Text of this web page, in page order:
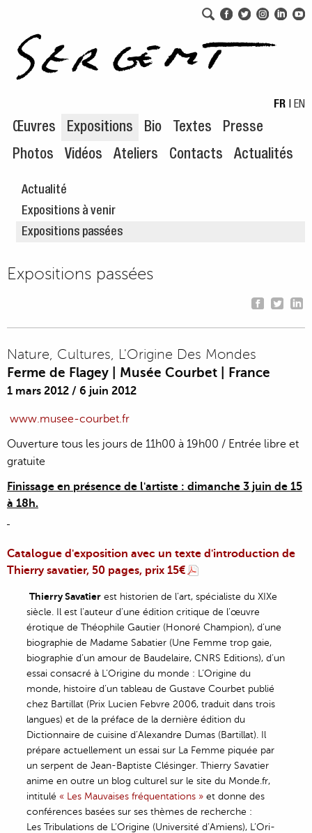
FR | EN
Œuvres Expositions Bio Textes
Presse
Photos
Vidéos Ateliers Contacts Actualités
Actualité
Expositions à venir
Expositions passées
Expositions passées
Nature, Cultures, L'Origine Des Mondes
Ferme de Flagey | Musée Courbet | France
1 mars 2012 / 6 juin 2012
www.musee-courbet.fr
Ouverture tous les jours de 11h00 à 19h00 / Entrée libre et
gratuite
Finissage en présence de l'artiste : dimanche 3 juin de 15
à 18h.
Catalogue d'exposition avec un texte d'introduction de
Thierry savatier, 50 pages, prix 15€
Thierry Savatierest historien de l’art, spécialiste du XIXe
siècle. Il est l’auteur d’une édition critique de l’œuvre
érotique de Théophile Gautier (Honoré Champion), d’une
biographie de Madame Sabatier (Une Femme trop gaie,
biographie d’un amour de Baudelaire, CNRS Editions), d’un
essai consacré à L’Origine du monde : L’Origine du
monde, histoire d’un tableau de Gustave Courbet publié
chez Bartillat (Prix Lucien Febvre 2006, traduit dans trois
langues) et de la préface de la dernière édition du
Dictionnaire de cuisine d’Alexandre Dumas (Bartillat). Il
prépare actuellement un essai sur La Femme piquée par
un serpent de Jean-Baptiste Clésinger. Thierry Savatier
anime en outre un blog culturel sur le site du Monde.fr,
intitulé « Les Mauvaises fréquentations »et donne des
conférences basées sur ses thèmes de recherche :
Les Tribulations de L’Origine (Université d’Amiens), L’Ori-